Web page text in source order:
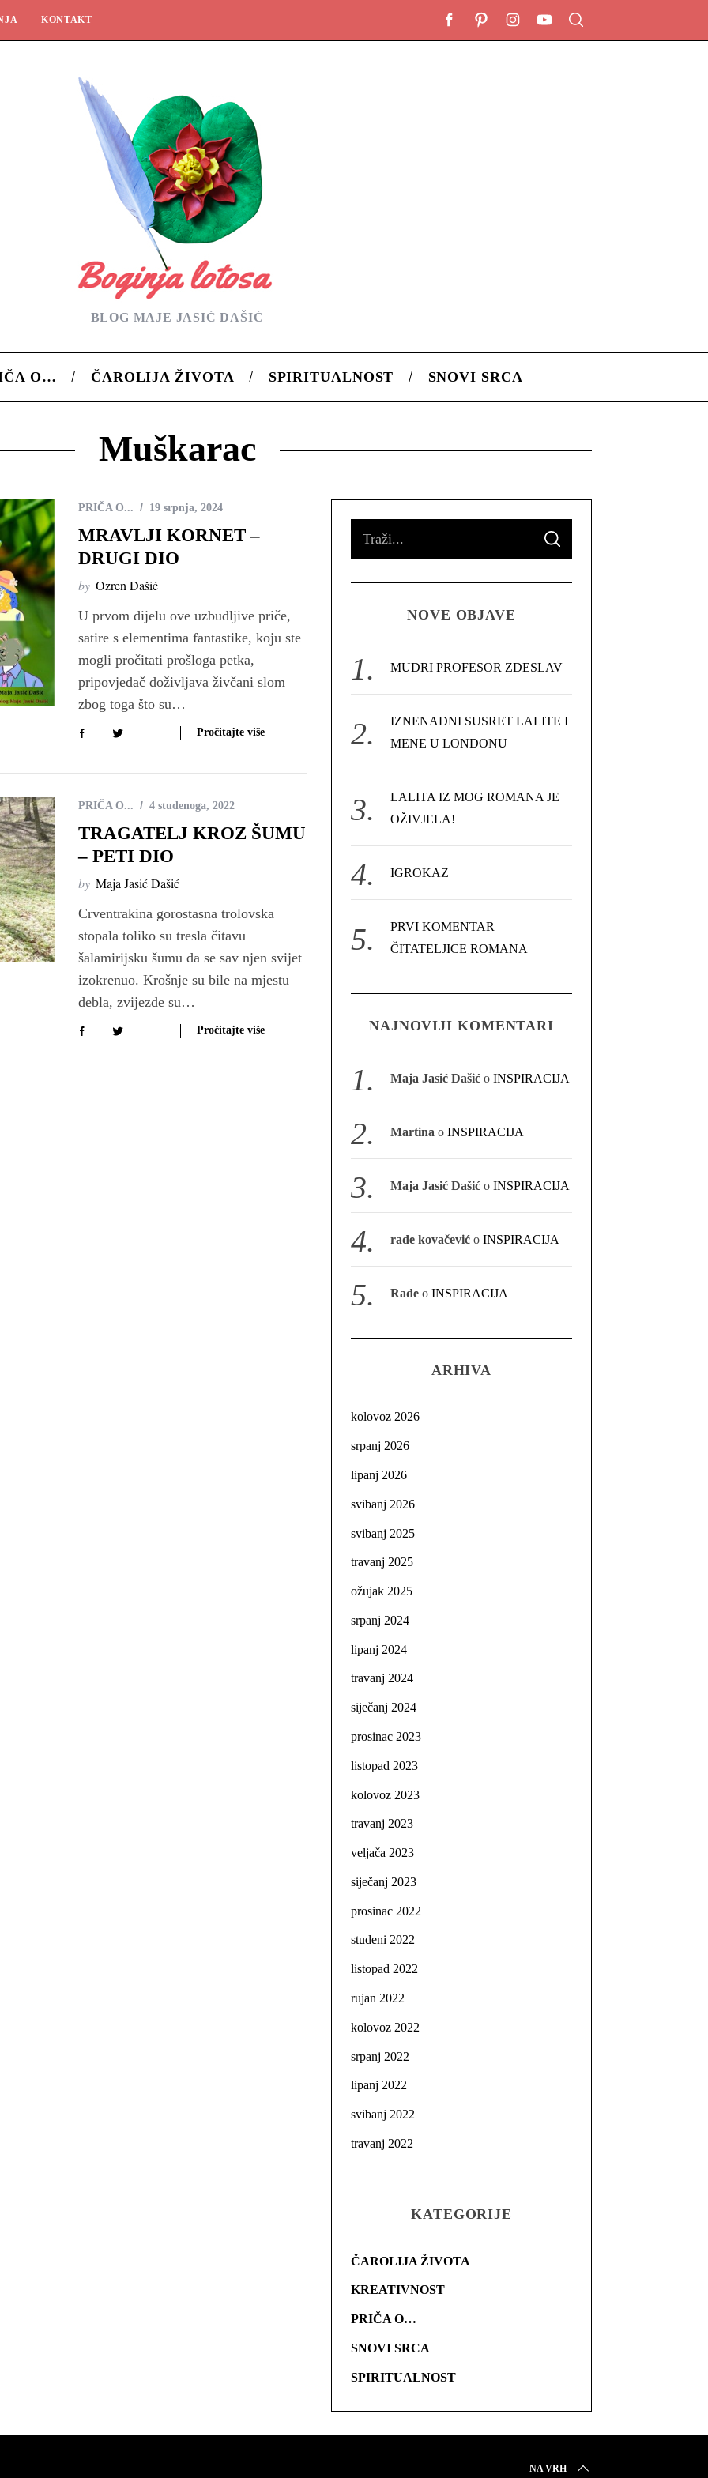
KONTAKT
BLOG MAJE JASIĆ DAŠIĆ
O… ČAROLIJA ŽIVOTA SPIRITUALNOST SNOVI SRCA
Muškarac
PRIČA O... 19 srpnja, 2024
MRAVLJI KORNET –
DRUGI DIO
by Ozren Dašić
U prvom dijelu ove uzbudljive priče,
satire s elementima fantastike, koju ste
mogli pročitati prošloga petka,
pripovjedač doživljava živčani slom
zbog toga što su…
Pročitajte više
PRIČA O... 4 studenoga, 2022
TRAGATELJ KROZ ŠUMU
– PETI DIO
by Maja Jasić Dašić
Crventrakina gorostasna trolovska
stopala toliko su tresla čitavu
šalamirijsku šumu da se sav njen svijet
izokrenuo. Krošnje su bile na mjestu
debla, zvijezde su…
Pročitajte više
o
S
A
C
NOVE OBJAVE
MUDRI PROFESOR ZDESLAV
IZNENADNI SUSRET LALITE I
MENE U LONDONU
LALITA IZ MOG ROMANA JE
OŽIVJELA!
IGROKAZ
PRVI KOMENTAR
ČITATELJICE ROMANA
NAJNOVIJI KOMENTARI
Maja Jasić Dašić oINSPIRACIJA
Martina oINSPIRACIJA
Maja Jasić Dašić oINSPIRACIJA
rade kovačević oINSPIRACIJA
Rade oINSPIRACIJA
ARHIVA
kolovoz 2026
srpanj 2026
lipanj 2026
svibanj 2026
svibanj 2025
travanj 2025
ožujak 2025
srpanj 2024
lipanj 2024
travanj 2024
siječanj 2024
prosinac 2023
listopad 2023
kolovoz 2023
travanj 2023
veljača 2023
siječanj 2023
prosinac 2022
studeni 2022
listopad 2022
rujan 2022
kolovoz 2022
srpanj 2022
lipanj 2022
svibanj 2022
travanj 2022
KATEGORIJE
ČAROLIJA ŽIVOTA
KREATIVNOST
PRIČA O…
SNOVI SRCA
SPIRITUALNOST
NA VRH